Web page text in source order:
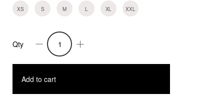
XS S M L XL XXL
Robe
Daly
quantity
Qty
Add to cart